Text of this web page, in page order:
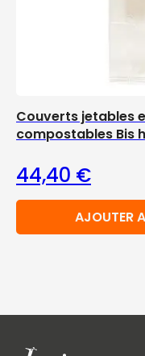
Couverts jetables
compostables Bis
44,40 €
AJOUTER